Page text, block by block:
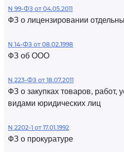
N 99-ФЗ от 04.05.2011
ФЗ о лицензировании
N 14-ФЗ от 08.02.1998
ФЗ об ООО
N 223-ФЗ от 18.07.2011
ФЗ о закупках товаров, работ,
видами юридических лиц
N 2202-1 от 17.01.1992
ФЗ о прокуратуре